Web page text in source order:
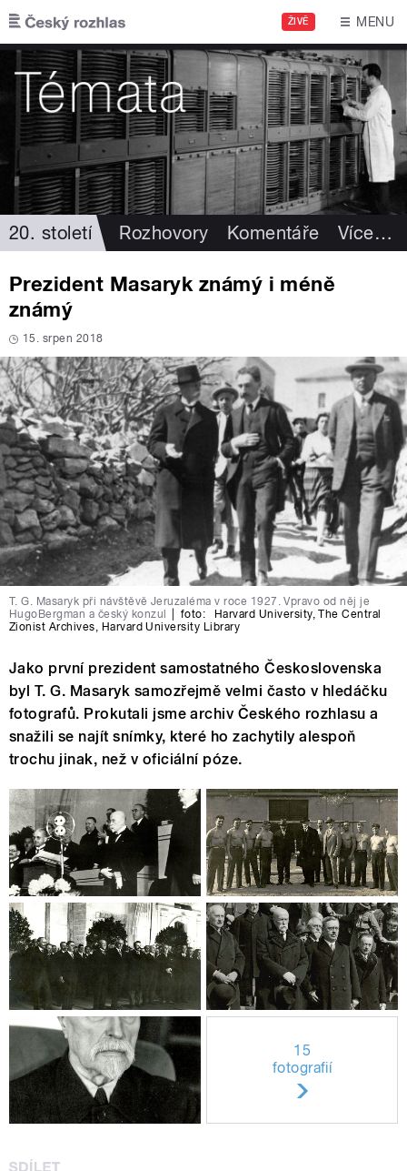
Přejít k hlavnímu obsahu
ŽIVĚ MENU
20. století Rozhovory Komentáře Více…
Prezident Masaryk známý i méně
známý
15. srpen 2018
T. G. Masaryk při návštěvě Jeruzaléma v roce 1927. Vpravo od něj je
HugoBergman a český konzul
foto: Harvard University,The Central
Zionist Archives Harvard University Library
Jako první prezident samostatného Československa
byl T. G. Masaryk samozřejmě velmi často v hledáčku
fotografů. Prokutali jsme archiv Českého rozhlasu a
snažili se najít snímky, které ho zachytily alespoň
trochu jinak, než v oficiální póze.
15
fotografií